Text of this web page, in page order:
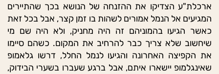
ארכלת"ע הצדיקו את ההזנחה של הנושא בכך שהתיירים
המגיעים אל הנמל אמורים לשהות בו זמן קצר, אבל בכל זאת
כאשר הגיעו בהמוניהם זה היה מחניק, ולא היה שם מי
שיחשוב שלא צריך כבר להרחיב את המקום. כשהם סיימו
את הקפיצה האחרונה והגיעו לנמל החלל, דרשו גלאמופ
שאינגלמופ יישארו איתם, אבל ברגע שעברו בשערי הבידוק,